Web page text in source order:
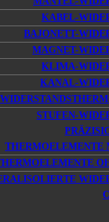
KABEL-
BAJONETT-
MAGNET-
KLIMA-
KANAL-
STUFEN-
THERMOELEMENTE
Zuletzt aktualisiert15.